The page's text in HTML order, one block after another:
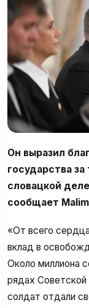
Он выразил
государства
словацкой
сообщает
«От всего
вклад в
Около миллиона
рядах
солдат отдали